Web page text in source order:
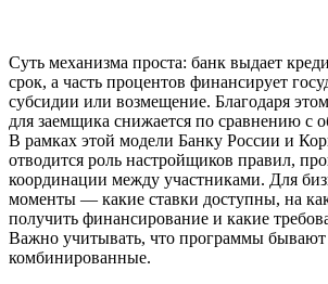
Суть механизма проста: банк выдает
срок, а часть процентов финансирует
субсидии или возмещение. Благодаря
для заемщика снижается по сравнению с
В рамках этой модели Банку России и
отводится роль настройщиков правил,
координации между участниками. Для
моменты — какие ставки доступны, на
получить финансирование и какие
Важно учитывать, что программы бывают
комбинированные.